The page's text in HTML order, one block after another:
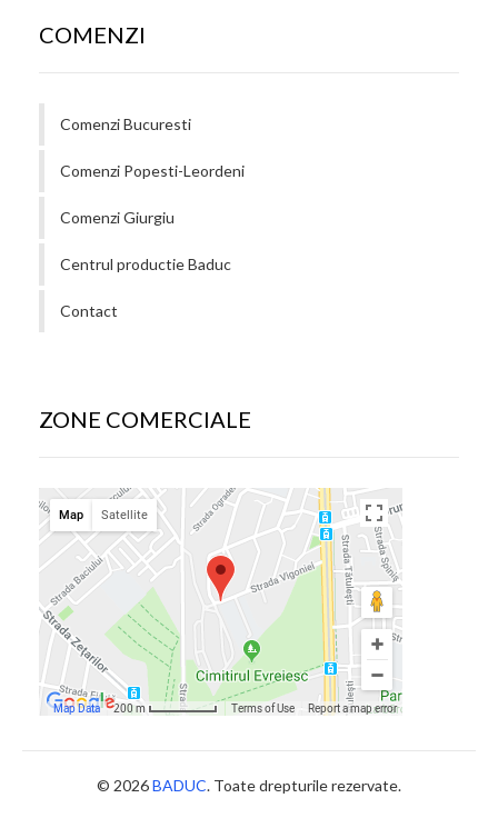
COMENZI
Comenzi Bucuresti
Comenzi Popesti-Leordeni
Comenzi Giurgiu
Centrul productie Baduc
Contact
ZONE COMERCIALE
© 2026BADUC. Toate drepturile rezervate.